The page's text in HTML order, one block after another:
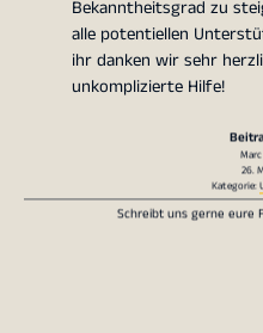
Bekanntheitsgrad zu
alle potentiellen
ihr danken wir sehr
unkomplizierte Hilfe!
26.
Kategorie:
Schreibt uns gerne eure